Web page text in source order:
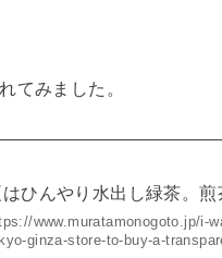
てみました。
はひんやり水出し緑茶。
www.muratamonogoto.jp/i-
ginza-store-to-buy-a-